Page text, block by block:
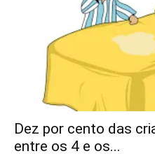
Dez por cento das
entre os 4 e os...